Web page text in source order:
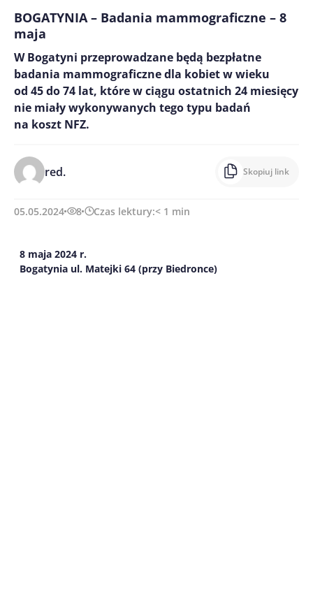
BOGATYNIA – Badania mammograficzne – 8
maja
W Bogatyni przeprowadzane będą bezpłatne
badania mammograficzne dla kobiet w wieku
od 45 do 74 lat, które w ciągu ostatnich 24 miesięcy
nie miały wykonywanych tego typu badań
na koszt NFZ.
red. Skopiuj link
05.05.2024 8 Czas lektury:< 1 min
8 maja 2024 r.
Bogatynia ul. Matejki 64 (przy Biedronce)